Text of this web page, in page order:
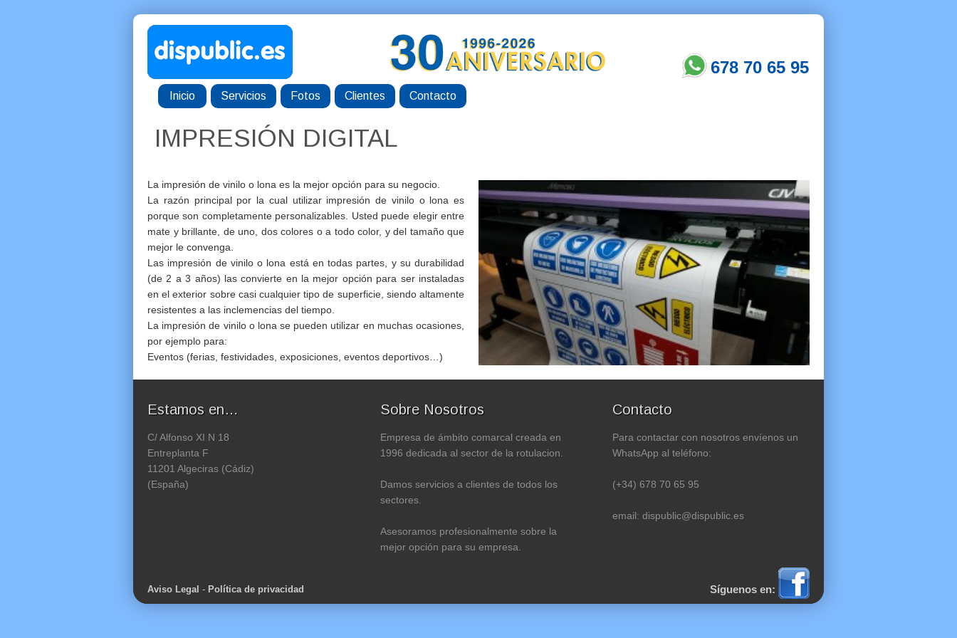
678 70 65 95
Inicio Servicios Fotos Clientes Contacto
IMPRESIÓN DIGITAL
La impresión de vinilo o lona es la mejor opción para su negocio.
La razón principal por la cual utilizar impresión de vinilo o lona es
porque son completamente personalizables. Usted puede elegir entre
mate y brillante, de uno, dos colores o a todo color, y del tamaño que
mejor le convenga.
Las impresión de vinilo o lona está en todas partes, y su durabilidad
(de 2 a 3 años) las convierte en la mejor opción para ser instaladas
en el exterior sobre casi cualquier tipo de superficie, siendo altamente
resistentes a las inclemencias del tiempo.
La impresión de vinilo o lona se pueden utilizar en muchas ocasiones,
por ejemplo para:
Eventos (ferias, festividades, exposiciones, eventos deportivos…)
Estamos en…
C/ Alfonso XI N 18
Entreplanta F
11201 Algeciras (Cádiz)
(España)
Sobre Nosotros
Empresa de ámbito comarcal creada en
1996 dedicada al sector de la rotulacion.
Damos servicios a clientes de todos los
sectores.
Asesoramos profesionalmente sobre la
mejor opción para su empresa.
Contacto
Para contactar con nosotros envíenos un
WhatsApp al teléfono:
(+34) 678 70 65 95
email: dispublic@dispublic.es
Aviso Legal - Política de privacidad Síguenos en: